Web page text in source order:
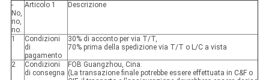
-
No,
no,
no.
Articolo 1 Descrizione
1
Condizioni
di
pagamento
30% di acconto per via T/T,
70% prima della spedizione via T/T o L/C a vista
2
Condizioni
di consegna
FOB Guangzhou, Cina.
(La transazione finale potrebbe essere effettuata in C&F o